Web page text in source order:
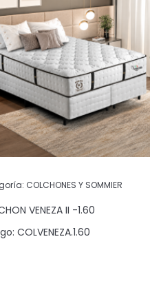
COLCHONES Y SOMMIER
VENEZA II -1.60
COLVENEZA.1.60